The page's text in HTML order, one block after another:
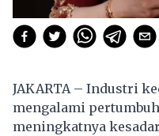
JAKARTA – Industri
mengalami
meningkatnya